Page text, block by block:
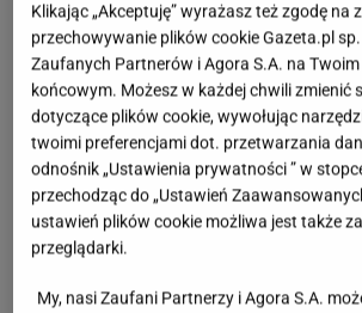
Klikając „Akceptuję” wyrażasz też zgodę na
przechowywanie plików cookie Gazeta.pl sp.
Zaufanych Partnerów i Agora S.A. na
końcowym. Możesz w każdej chwili zmienić
dotyczące plików cookie, wywołując
twoimi preferencjami dot. przetwarzania
odnośnik „Ustawienia prywatności ” w
przechodząc do „Ustawień
ustawień plików cookie możliwa jest także
przeglądarki.
My, nasi Zaufani Partnerzy i Agora S.A.